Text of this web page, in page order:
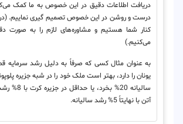
دریافت اطلاعات دقیق در این خصوص به ما کمک
درست و روشن در این خصوص تصمیم گیری نماییم. (در
کنار شما هستیم و مشاوره‌های لازم را به صورت
می‌کنیم.)
به عنوان مثال کسی که صرفاً به دلیل رشد سرمایه
یونان را دارد، بهتر است ملک خود را در شبه جزیره
سالیانه 20%
آتن با نهایتاً 5% رشد سالیانه.